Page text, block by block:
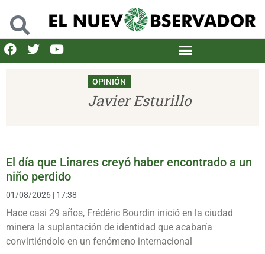
OPINIÓN
Javier Esturillo
El día que Linares creyó haber encontrado a un
niño perdido
01/08/2026 17:38
Hace casi 29 años, Frédéric Bourdin inició en la ciudad
minera la suplantación de identidad que acabaría
convirtiéndolo en un fenómeno internacional